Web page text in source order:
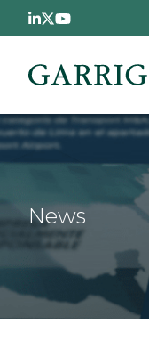
Skip to main content
News